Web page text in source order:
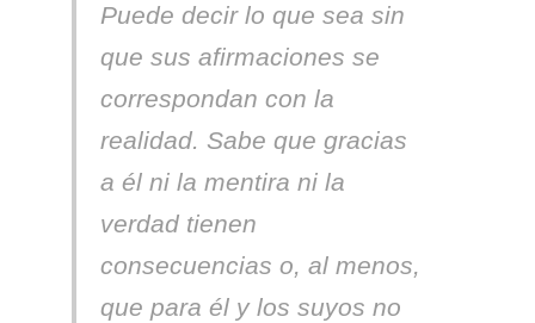
Puede decir lo que sea sin
que sus afirmaciones se
correspondan con la
realidad. Sabe que gracias
a él ni la mentira ni la
verdad tienen
consecuencias o, al menos,
que para él y los suyos no